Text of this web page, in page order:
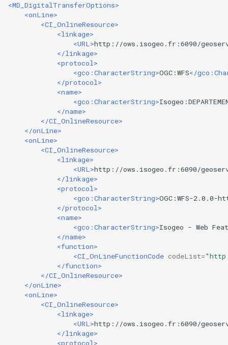
<MD_DigitalTransferOptions>
<onLine>
<CI_OnlineResource>
<linkage>
<URL>http://ows.isogeo.fr:6090/
</linkage>
<protocol>
<gco:CharacterString>OGC:WFS</
</protocol>
<name>
<gco:CharacterString>
</name>
</CI_OnlineResource>
</onLine>
<onLine>
<CI_OnlineResource>
<linkage>
<URL>http://ows.isogeo.fr:6090/
</linkage>
<protocol>
<gco:CharacterString>OGC:WFS-
</protocol>
<name>
<gco:CharacterString>Isogeo - Web
</name>
<function>
<CI_OnLineFunctionCode codeList=
</function>
</CI_OnlineResource>
</onLine>
<onLine>
<CI_OnlineResource>
<linkage>
<URL>http://ows.isogeo.fr:6090/
</linkage>
<protocol>